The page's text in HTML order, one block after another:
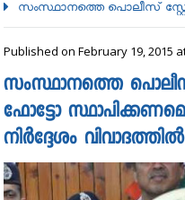
സംസ്ഥാനത്തെ പൊലീസ്
Published on February 19, 2015
സംസ്ഥാനത്തെ
ഫോട്ടോ
നിര്‍ദ്ദേശം വിവാദത്തിൽ